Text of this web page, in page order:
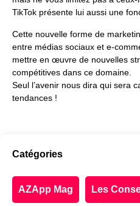
TikTok présente lui aussi une
Cette nouvelle forme de
entre médias sociaux et e-
mettre en œuvre de nouvelles
compétitives dans ce domaine.
Seul l’avenir nous dira qui sera
tendances !
Catégories
AZApp Mag Les